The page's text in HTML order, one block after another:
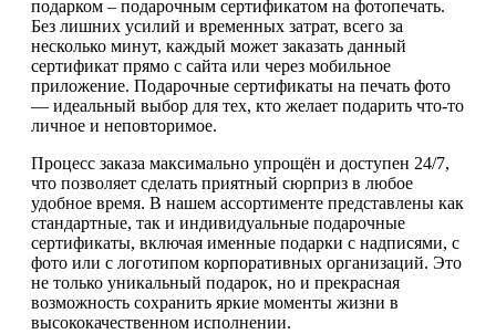
подарком – подарочным сертификатом на фотопечать.
Без лишних усилий и временных затрат, всего за
несколько минут, каждый может заказать данный
сертификат прямо с сайта или через мобильное
приложение. Подарочные сертификаты на печать фото
— идеальный выбор для тех, кто желает подарить что-то
личное и неповторимое.
Процесс заказа максимально упрощён и доступен 24/7,
что позволяет сделать приятный сюрприз в любое
удобное время. В нашем ассортименте представлены как
стандартные, так и индивидуальные подарочные
сертификаты, включая именные подарки с надписями, с
фото или с логотипом корпоративных организаций. Это
не только уникальный подарок, но и прекрасная
возможность сохранить яркие моменты жизни в
высококачественном исполнении.